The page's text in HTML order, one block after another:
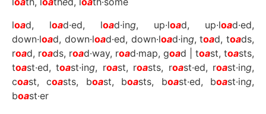
load, load·ed, load·ing, up·load, up·load·ed,
down·load, down·load·ed, down·load·ing, toad, toads,
road, roads, road·way, road·map, goad | toast, toasts,
toast·ed, toast·ing, roast, roasts, roast·ed, roast·ing,
coast, coasts, boast, boasts, boast·ed, boast·ing,
boast·er